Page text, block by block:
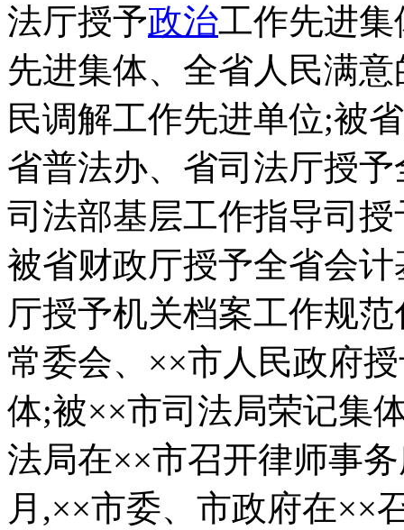
法厅授予政治工作先进集
先进集体、全省人民满
民调解工作先进单位;被
省普法办、省司法厅授
司法部基层工作指导司
被省财政厅授予全省会
厅授予机关档案工作规
常委会、××市人民政府
体;被××市司法局荣记集
法局在××市召开律师事
月,××市委、市政府在××